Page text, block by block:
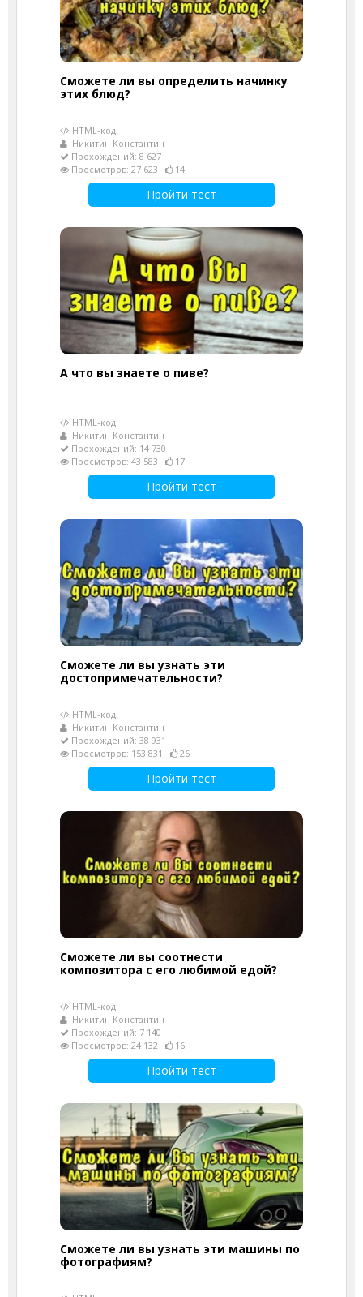
Сможете ли вы определить начинку
этих блюд?
HTML-код
Никитин Константин
Прохождений: 8 627
Просмотров: 27 623
14
Пройти тест
А что вы знаете о пиве?
HTML-код
Никитин Константин
Прохождений: 14 730
Просмотров: 43 583
17
Пройти тест
Сможете ли вы узнать эти
достопримечательности?
HTML-код
Никитин Константин
Прохождений: 38 931
Просмотров: 153 831
26
Пройти тест
Сможете ли вы соотнести
композитора с его любимой едой?
HTML-код
Никитин Константин
Прохождений: 7 140
Просмотров: 24 132
16
Пройти тест
Сможете ли вы узнать эти машины по
фотографиям?